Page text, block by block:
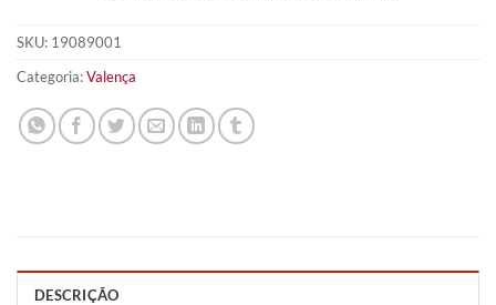
SKU: 19089001
Categoria:Valença
DESCRIÇÃO